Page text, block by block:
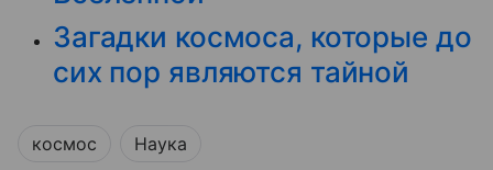
Загадки космоса, которые до
сих пор являются тайной
космос Наука